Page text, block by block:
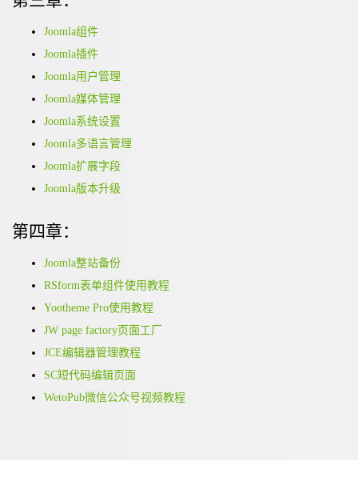
Joomla组件
Joomla插件
Joomla用户管理
Joomla媒体管理
Joomla系统设置
Joomla多语言管理
Joomla扩展字段
Joomla版本升级
第四章：
Joomla整站备份
RSform表单组件使用教程
Yootheme Pro使用教程
JW page factory页面工厂
JCE编辑器管理教程
SC短代码编辑页面
WetoPub微信公众号视频教程